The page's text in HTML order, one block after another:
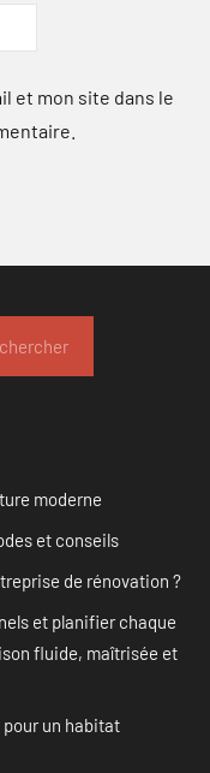
et mon site dans le
moderne
et conseils
de rénovation ?
et planifier chaque
fluide, maîtrisée et
un habitat